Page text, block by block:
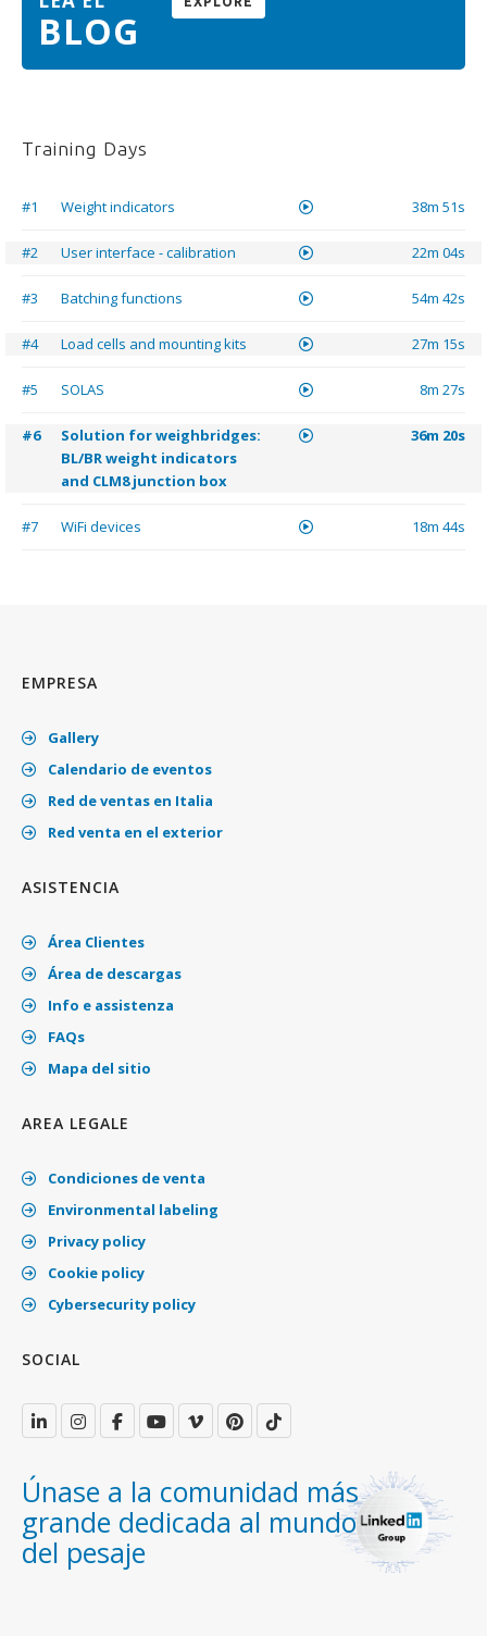
BLOG
Training Days
#1 Weight indicators 38m 51s
#2 User interface - calibration 22m 04s
#3 Batching functions 54m 42s
#4 Load cells and mounting kits 27m 15s
#5 SOLAS 8m 27s
#6
Solution for weighbridges:
BL/BR weight indicators
and CLM8 junction box
36m 20s
#7 WiFi devices 18m 44s
EMPRESA
Gallery
Calendario de eventos
Red de ventas en Italia
Red venta en el exterior
ASISTENCIA
Área Clientes
Área de descargas
Info e assistenza
FAQs
Mapa del sitio
AREA LEGALE
Condiciones de venta
Environmental labeling
Privacy policy
Cookie policy
Cybersecurity policy
SOCIAL
Únase a la comunidad más
grande dedicada al mundo
del pesaje